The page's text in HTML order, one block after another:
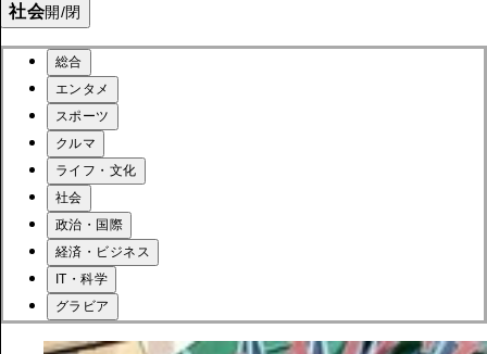
社会開/閉
総合
エンタメ
スポーツ
クルマ
ライフ・文化
社会
政治・国際
経済・ビジネス
IT・科学
グラビア